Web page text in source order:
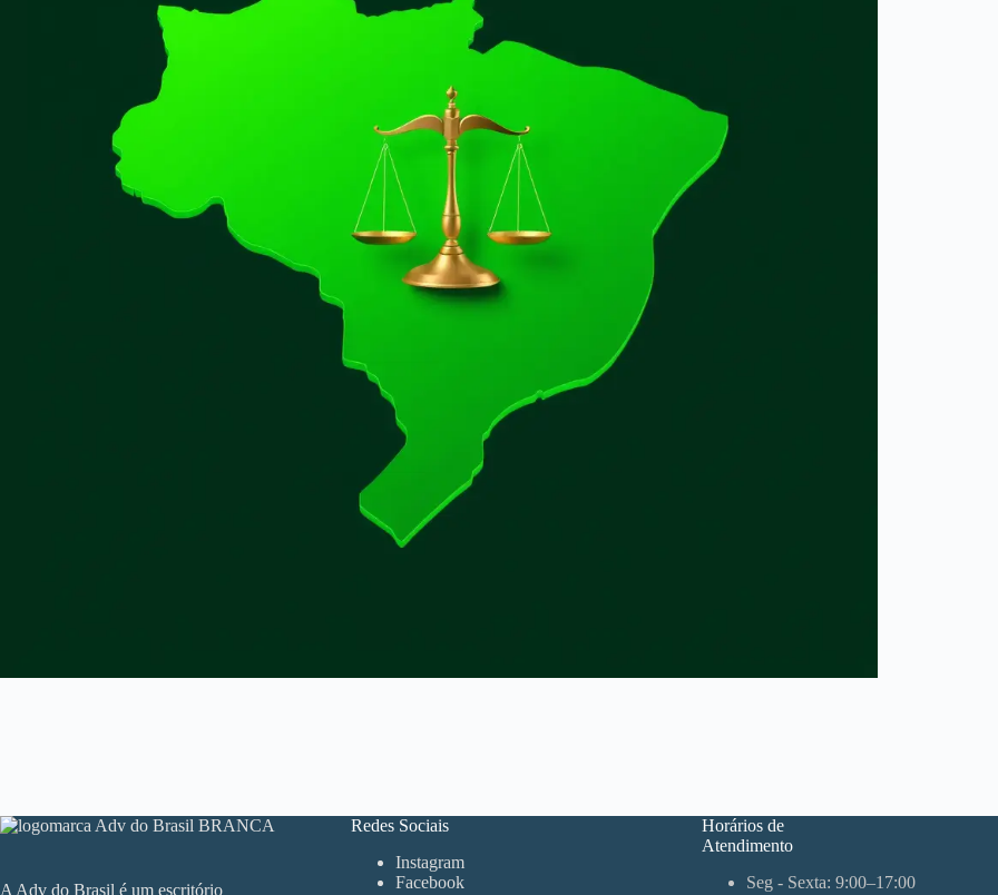
A Adv do Brasil é um escritório
Redes Sociais
Instagram
Facebook
Horários de
Atendimento
Seg - Sexta: 9:00–17:00